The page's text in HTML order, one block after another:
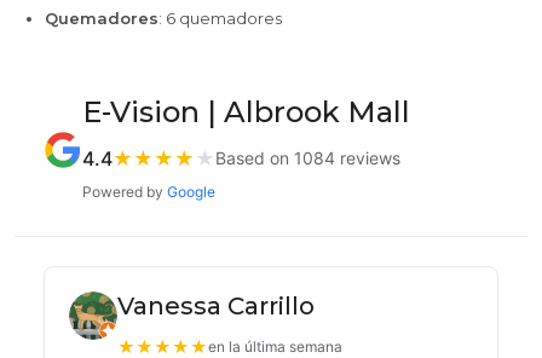
Quemadores: 6 quemadores
E-Vision | Albrook Mall
4.4★ ★ ★ ★ ★ Based on 1084 reviews
Powered by Google
Vanessa Carrillo
★★★★★en la última semana